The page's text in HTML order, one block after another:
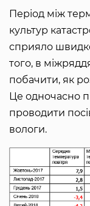
Період між
культур
сприяло
того, в
побачити, як
Це одночасно
проводити
вологи.